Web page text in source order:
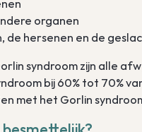
organen
de hersenen en de
syndroom zijn alle
bij 60% tot 70%
met het Gorlin